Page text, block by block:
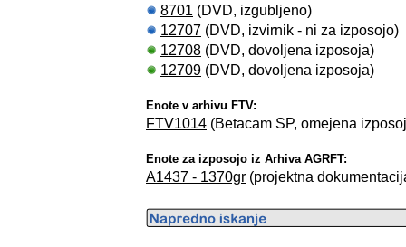
8701 (DVD, izgubljeno)
12707 (DVD, izvirnik - ni za izposojo)
12708 (DVD, dovoljena izposoja)
12709 (DVD, dovoljena izposoja)
Enote v arhivu FTV:
FTV1014 (Betacam SP, omejena
Enote za izposojo iz Arhiva AGRFT:
A1437 - 1370gr (projektna